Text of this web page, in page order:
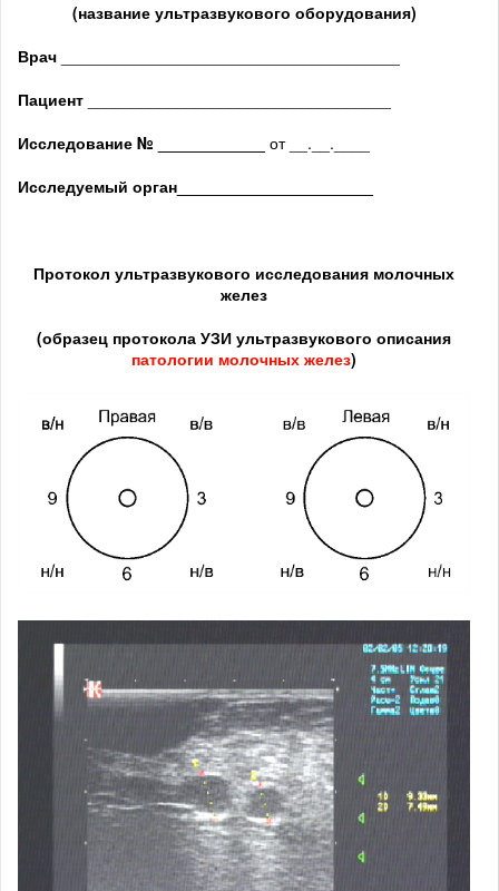
(название ультразвукового оборудования)
Врач
Пациент
Исследование № ____________ от __.__.____
Исследуемый орган
Протокол ультразвукового исследования молочных
желез
(образец протокола УЗИ ультразвукового описания
патологии молочных желез)